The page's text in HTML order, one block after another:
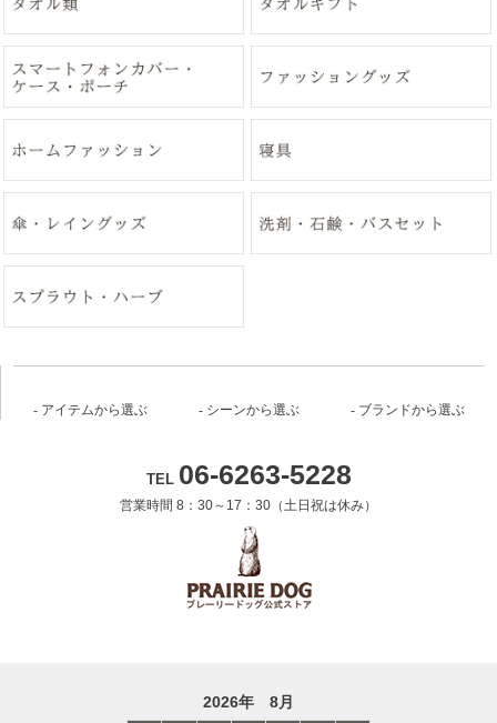
アイテムから選ぶ シーンから選ぶ ブランドから選ぶ
TEL 06-6263-5228
営業時間 8：30～17：30（土日祝は休み）
2026年 8月